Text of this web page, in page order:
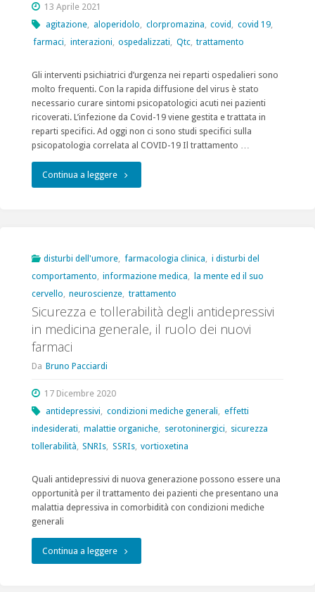
psicomotoria"
13 Aprile 2021
agitazione aloperidolo clorpromazina covid covid 19,
farmaci
interazioni ospedalizzati Qtc, trattamento
Gli interventi psichiatrici d’urgenza nei reparti ospedalieri sono
molto frequenti. Con la rapida diffusione del virus è stato
necessario curare sintomi psicopatologici acuti nei pazienti
ricoverati. L’infezione da Covid-19 viene gestita e trattata in
reparti specifici. Ad oggi non ci sono studi specifici sulla
psicopatologia correlata al COVID-19 Il trattamento …
Continua a leggere"Trattamento
pazienti
con
COVID
19"
disturbi dell'umore farmacologia clinica
i disturbi del
comportamento
informazione medica
la mente ed il suo
cervello
neuroscienze trattamento
Sicurezza e tollerabilità degli antidepressivi
in medicina generale, il ruolo dei nuovi
farmaci
Da Bruno Pacciardi
17 Dicembre 2020
antidepressivi
condizioni mediche generali
effetti
indesiderati
malattie organiche serotoninergici
sicurezza
tollerabilità
SNRIs SSRIs, vortioxetina
Quali antidepressivi di nuova generazione possono essere una
opportunità per il trattamento dei pazienti che presentano una
malattia depressiva in comorbidità con condizioni mediche
generali
Continua a leggere"Sicurezza